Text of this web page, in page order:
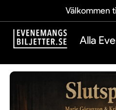
Välkommen
Alla